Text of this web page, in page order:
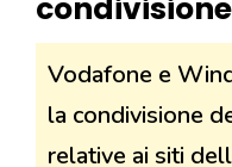
Vodafone e
la condivisione
relative ai siti